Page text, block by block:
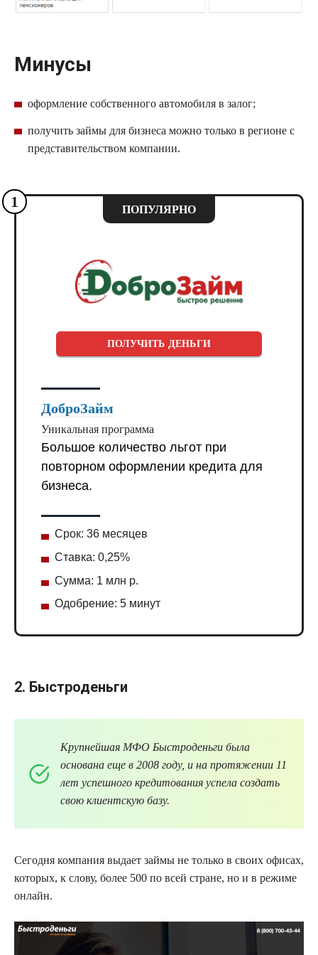
Минусы
оформление собственного автомобиля в залог;
получить займы для бизнеса можно только в регионе с
представительством компании.
ПОПУЛЯРНО
1
ПОЛУЧИТЬ ДЕНЬГИ
ДоброЗайм
Уникальная программа
Большое количество льгот при
повторном оформлении кредита для
бизнеса.
Срок: 36 месяцев
Ставка: 0,25%
Сумма: 1 млн р.
Одобрение: 5 минут
2. Быстроденьги
Крупнейшая МФО Быстроденьги была
основана еще в 2008 году, и на протяжении 11
лет успешного кредитования успела создать
свою клиентскую базу.
Сегодня компания выдает займы не только в своих офисах,
которых, к слову, более 500 по всей стране, но и в режиме
онлайн.